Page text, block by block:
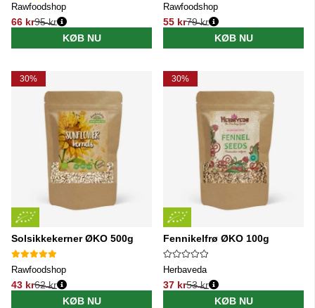
Rawfoodshop
66 kr
Normalpris:
95 kr
KØB NU
Rawfoodshop
55 kr
Normalpris:
79 kr
KØB NU
30%
Solsikkekerner ØKO 500g
Rawfoodshop
43 kr
Normalpris:
62 kr
KØB NU
30%
Fennikelfrø ØKO 100g
Herbaveda
37 kr
Normalpris:
53 kr
KØB NU